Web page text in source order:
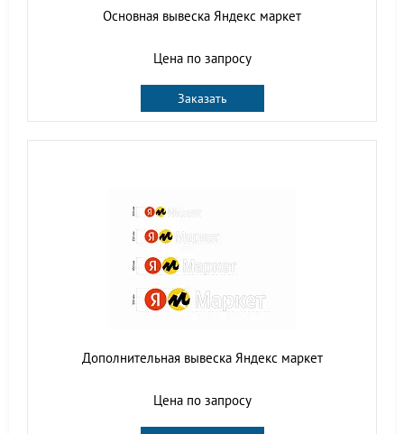
Основная вывеска Яндекс маркет
Цена по запросу
Заказать
Дополнительная вывеска Яндекс маркет
Цена по запросу